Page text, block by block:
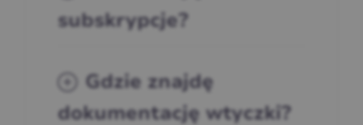
subskrypcje?
Gdzie znajdę
dokumentację wtyczki?